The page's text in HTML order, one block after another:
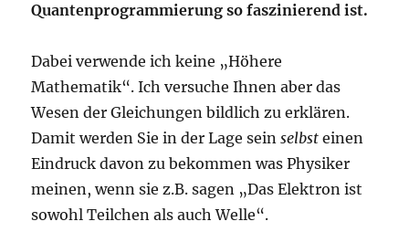
Quantenprogrammierung so faszinierend ist.
Dabei verwende ich keine „Höhere
Mathematik“. Ich versuche Ihnen aber das
Wesen der Gleichungen bildlich zu erklären.
Damit werden Sie in der Lage seinselbst einen
Eindruck davon zu bekommen was Physiker
meinen, wenn sie z.B. sagen „Das Elektron ist
sowohl Teilchen als auch Welle“.